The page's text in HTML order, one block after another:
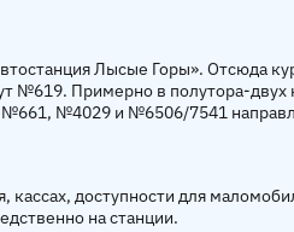
Лысые Горы».
Примерно в полутора-двух
№4029 и №6506/7541
доступности для
на станции.